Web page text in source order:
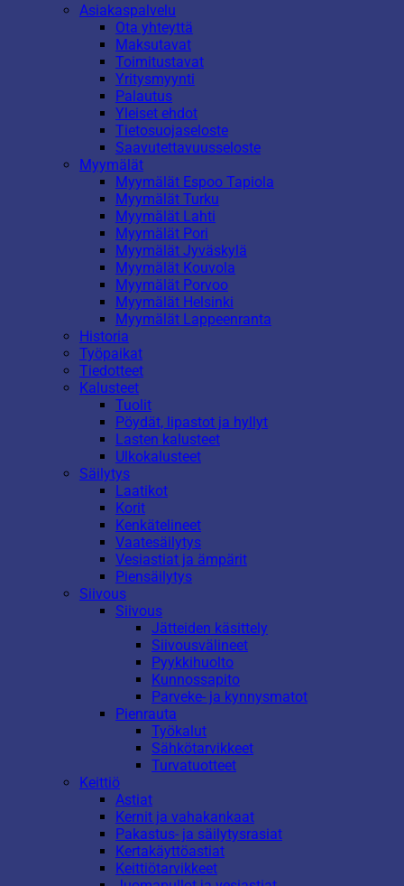
Asiakaspalvelu
Ota yhteyttä
Maksutavat
Toimitustavat
Yritysmyynti
Palautus
Yleiset ehdot
Tietosuojaseloste
Saavutettavuusseloste
Myymälät
Myymälät Espoo Tapiola
Myymälät Turku
Myymälät Lahti
Myymälät Pori
Myymälät Jyväskylä
Myymälät Kouvola
Myymälät Porvoo
Myymälät Helsinki
Myymälät Lappeenranta
Historia
Työpaikat
Tiedotteet
Kalusteet
Tuolit
Pöydät, lipastot ja hyllyt
Lasten kalusteet
Ulkokalusteet
Säilytys
Laatikot
Korit
Kenkätelineet
Vaatesäilytys
Vesiastiat ja ämpärit
Piensäilytys
Siivous
Siivous
Jätteiden käsittely
Siivousvälineet
Pyykkihuolto
Kunnossapito
Parveke- ja kynnysmatot
Pienrauta
Työkalut
Sähkötarvikkeet
Turvatuotteet
Keittiö
Astiat
Kernit ja vahakankaat
Pakastus- ja säilytysrasiat
Kertakäyttöastiat
Keittiötarvikkeet